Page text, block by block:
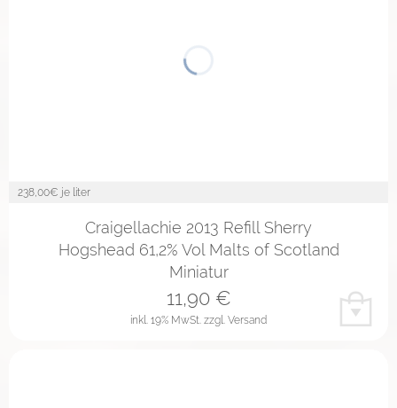
238,00€ je liter
Craigellachie 2013 Refill Sherry
Hogshead 61,2% Vol Malts of Scotland
Miniatur
inkl. 19% MwSt. zzgl. Versand
11,90€